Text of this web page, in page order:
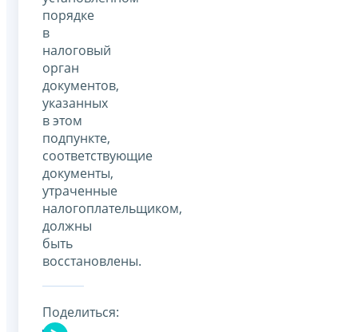
порядке
в
налоговый
орган
документов,
указанных
в этом
подпункте,
соответствующие
документы,
утраченные
налогоплательщиком,
должны
быть
восстановлены.
Поделиться: